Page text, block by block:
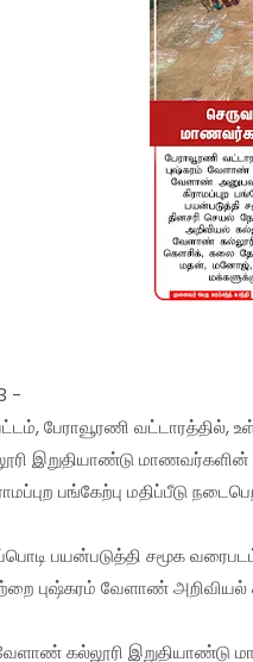
-
பேராவூரணி வட்டாரத்தில்,
இறுதியாண்டு மாணவர்களின்
பங்கேற்பு மதிப்பீடு
பயன்படுத்தி சமூக
புஷ்கரம் வேளாண் அறிவியல்
கல்லூரி